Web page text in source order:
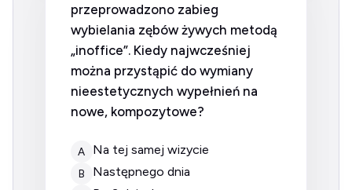
przeprowadzono zabieg
wybielania zębów żywych metodą
„inoffice”. Kiedy najwcześniej
można przystąpić do wymiany
nieestetycznych wypełnień na
nowe, kompozytowe?
A na tej samej wizycie
B następnego dnia